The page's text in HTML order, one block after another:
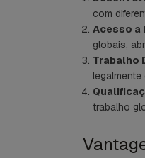
com
Acesso a
globais,
Trabalho
trabalho